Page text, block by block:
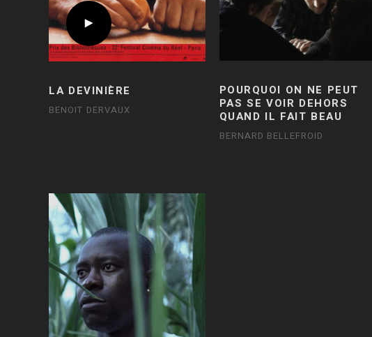
LA DEVINIÈRE
BENOIT DERVAUX
POURQUOI ON NE PEUT
PAS SE VOIR DEHORS
QUAND IL FAIT BEAU
BERNARD BELLEFROID